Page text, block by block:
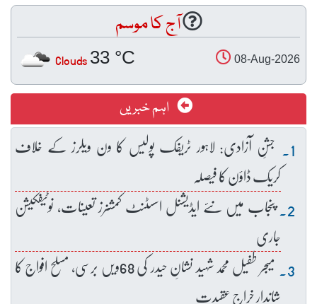
آج کا موسم
08-Aug-2026
33 °C
Clouds
اہم خبریں
جشنِ آزادی: لاہور ٹریفک پولیس کا ون ویلرز کے خلاف
کریک ڈاؤن کا فیصلہ
پنجاب میں نئے ایڈیشنل اسسٹنٹ کمشنرز تعینات، نوٹیفکیشن
جاری
میجر طفیل محمد شہید نشانِ حیدر کی 68ویں برسی، مسلح افواج کا
شاندار خراجِ عقیدت